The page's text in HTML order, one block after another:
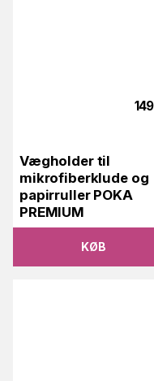
149
Vægholder til
mikrofiberklude og
papirruller POKA
PREMIUM
KØB